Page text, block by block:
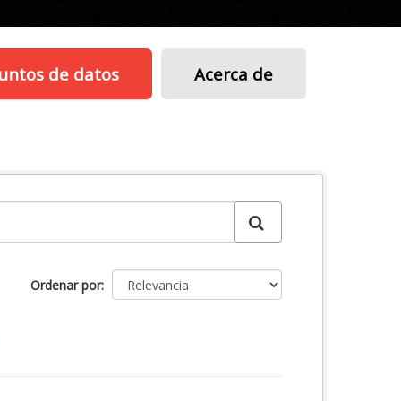
de datos Acerca de
Ordenar por